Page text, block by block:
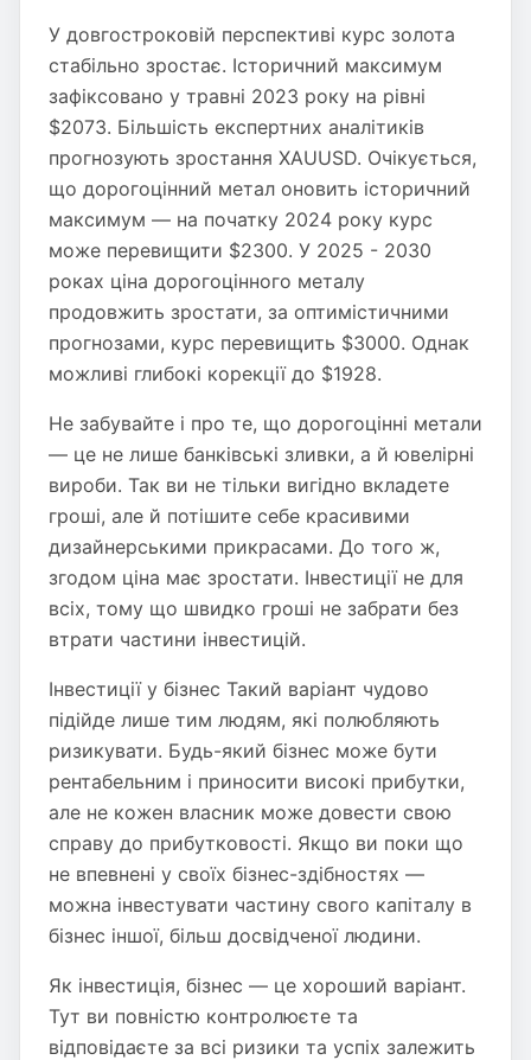
У довгостроковій перспективі курс золота
стабільно зростає. Історичний максимум
зафіксовано у травні 2023 року на рівні
$2073. Більшість експертних аналітиків
прогнозують зростання XAUUSD. Очікується,
що дорогоцінний метал оновить історичний
максимум — на початку 2024 року курс
може перевищити $2300. У 2025 - 2030
роках ціна дорогоцінного металу
продовжить зростати, за оптимістичними
прогнозами, курс перевищить $3000. Однак
можливі глибокі корекції до $1928.
Не забувайте і про те, що дорогоцінні метали
— це не лише банківські зливки, а й ювелірні
вироби. Так ви не тільки вигідно вкладете
гроші, але й потішите себе красивими
дизайнерськими прикрасами. До того ж,
згодом ціна має зростати. Інвестиції не для
всіх, тому що швидко гроші не забрати без
втрати частини інвестицій.
Інвестиції у бізнес Такий варіант чудово
підійде лише тим людям, які полюбляють
ризикувати. Будь-який бізнес може бути
рентабельним і приносити високі прибутки,
але не кожен власник може довести свою
справу до прибутковості. Якщо ви поки що
не впевнені у своїх бізнес-здібностях —
можна інвестувати частину свого капіталу в
бізнес іншої, більш досвідченої людини.
Як інвестиція, бізнес — це хороший варіант.
Тут ви повністю контролюєте та
відповідаєте за всі ризики та успіх залежить